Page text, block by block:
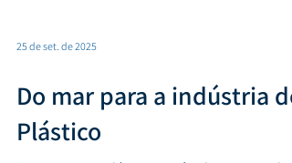
25 de set. de 2025
Do mar para a indústria do